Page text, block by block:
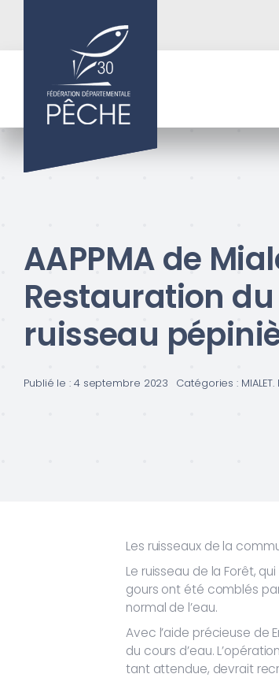
AAPPMA de
Restauration
ruisseau
Publié le : 4 septembre 2023 Catégories :
Les ruisseaux de la
Le ruisseau de la Forêt,
gours ont été comblés
normal de l’eau.
Avec l’aide précieuse de
du cours d’eau.
tant attendue, devrait